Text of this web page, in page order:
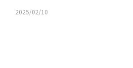
2025/02/10